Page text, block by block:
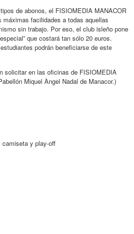
de abonos, el FISIOMEDIA MANACOR
máximas facilidades a todas aquellas
sin trabajo. Por eso, el club isleño pone
que costará tan sólo 20 euros.
podrán beneficiarse de este
solicitar en las oficinas de FISIOMEDIA
Miquel Àngel Nadal de Manacor.)
camiseta y play-off